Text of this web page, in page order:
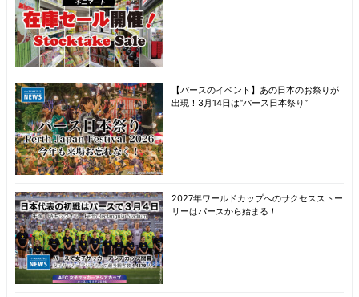
【パースのイベント】あの日本のお祭りが
出現！3月14日は“パース日本祭り”
2027年ワールドカップへのサクセスストー
リーはパースから始まる！